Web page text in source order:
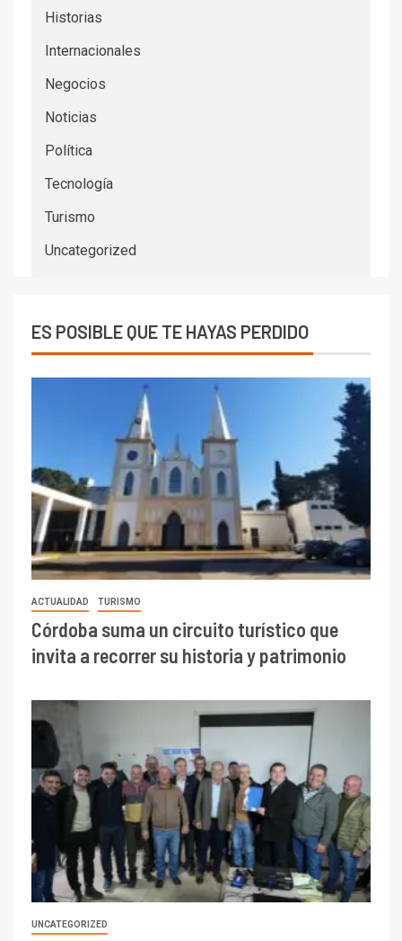
Historias
Internacionales
Negocios
Noticias
Política
Tecnología
Turismo
Uncategorized
ES POSIBLE QUE TE HAYAS PERDIDO
ACTUALIDAD TURISMO
Córdoba suma un circuito turístico que
invita a recorrer su historia y patrimonio
UNCATEGORIZED